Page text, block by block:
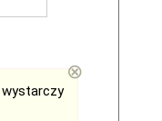
⊗